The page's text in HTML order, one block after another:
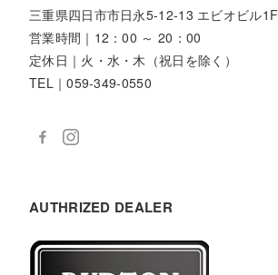
三重県四日市市日永5-12-13 エビオビル1F
営業時間｜12：00 ～ 20：00
定休日｜火・水・木（祝日を除く）
TEL｜059-349-0550
AUTHRIZED DEALER